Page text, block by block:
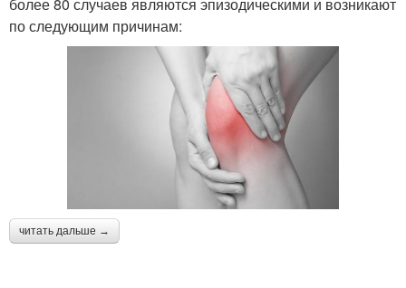
по следующим причинам:
читать дальше →